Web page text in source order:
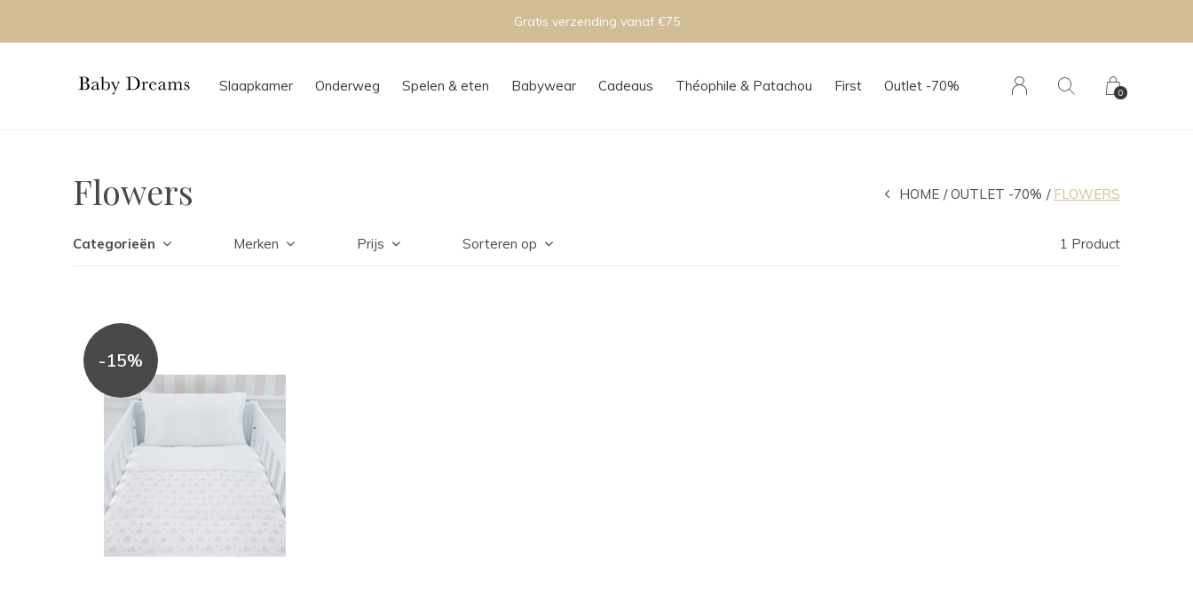
Slaapkamer Onderweg Spelen & eten Babywear Cadeaus Théophile & Patachou First Outlet -70% 0
Gratis verzending vanaf €75
Flowers HOME OUTLET -70% FLOWERS
Categorieën Merken Prijs Sorteren op 1 Product
-15%